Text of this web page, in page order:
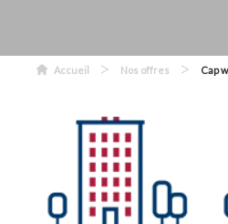
Accueil > Nos offres > Cap